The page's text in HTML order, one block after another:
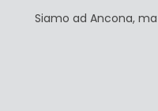
Siamo ad Ancona,